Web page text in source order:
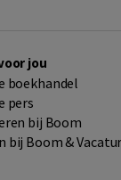
jou
boekhandel
pers
bij Boom
bij Boom &